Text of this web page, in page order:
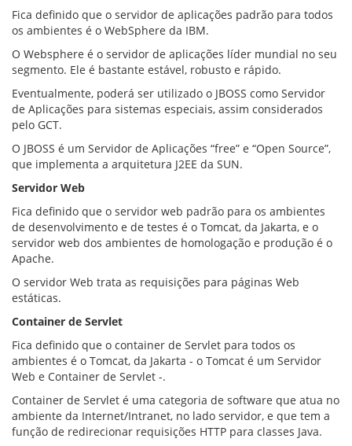
Fica definido que o servidor de aplicações padrão para todos
os ambientes é o WebSphere da IBM.
O Websphere é o servidor de aplicações líder mundial no seu
segmento. Ele é bastante estável, robusto e rápido.
Eventualmente, poderá ser utilizado o JBOSS como Servidor
de Aplicações para sistemas especiais, assim considerados
pelo GCT.
O JBOSS é um Servidor de Aplicações “free” e “Open Source”,
que implementa a arquitetura J2EE da SUN.
Servidor Web
Fica definido que o servidor web padrão para os ambientes
de desenvolvimento e de testes é o Tomcat, da Jakarta, e o
servidor web dos ambientes de homologação e produção é o
Apache.
O servidor Web trata as requisições para páginas Web
estáticas.
Container de Servlet
Fica definido que o container de Servlet para todos os
ambientes é o Tomcat, da Jakarta - o Tomcat é um Servidor
Web e Container de Servlet -.
Container de Servlet é uma categoria de software que atua no
ambiente da Internet/Intranet, no lado servidor, e que tem a
função de redirecionar requisições HTTP para classes Java.